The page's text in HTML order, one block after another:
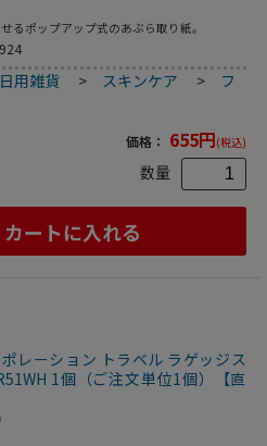
るポップアップ式のあぶら取り紙。
用雑貨 > スキンケア > フ
価格： 655円(税込)
数量
カートに入れる
レーション トラベル ラゲッジス
1個（ご注文単位1個）【直